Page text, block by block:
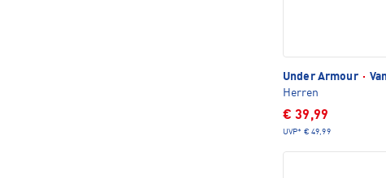
Under Armour ·
Herren
€ 39,99
UVP* € 49,99